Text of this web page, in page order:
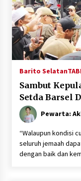
Barito Selatan
Sambut
Setda Barsel
Pewarta:
“Walaupun kondisi
seluruh jemaah
dengan baik dan